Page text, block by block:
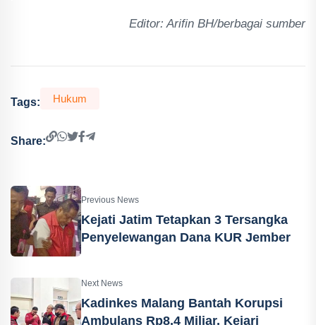
Editor: Arifin BH/berbagai sumber
Tags: Hukum
Share:
Previous News
Kejati Jatim Tetapkan 3 Tersangka
Penyelewangan Dana KUR Jember
Next News
Kadinkes Malang Bantah Korupsi
Ambulans Rp8,4 Miliar, Kejari